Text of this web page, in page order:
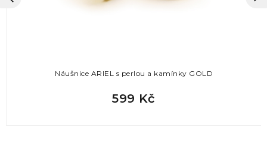
Náušnice ARIEL s perlou a kamínky GOLD
599 Kč